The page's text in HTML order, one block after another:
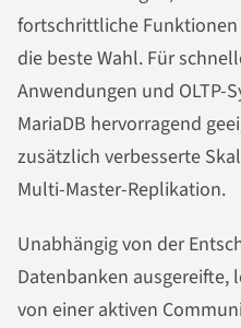
fortschrittliche
die beste Wahl. Für
Anwendungen und OLTP-
MariaDB hervorragend
zusätzlich verbesserte
Multi-Master-Replikation.
Unabhängig von der
Datenbanken ausgereifte,
von einer aktiven